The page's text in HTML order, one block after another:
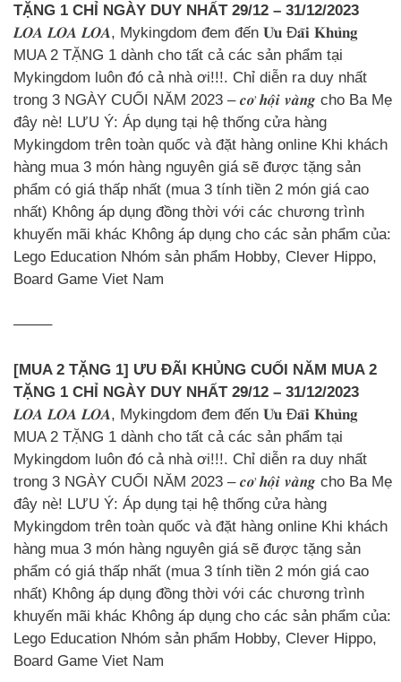
TẶNG 1 CHỈ NGÀY DUY NHẤT 29/12 – 31/12/2023
𝑳𝑶𝑨 𝑳𝑶𝑨 𝑳𝑶𝑨, Mykingdom đem đến 𝐔̛𝐮 Đ𝐚̃𝐢 𝐊𝐡𝐮̉𝐧𝐠
MUA 2 TẶNG 1 dành cho tất cả các sản phẩm tại
Mykingdom luôn đó cả nhà ơi!!!. Chỉ diễn ra duy nhất
trong 3 NGÀY CUỐI NĂM 2023 – 𝒄𝒐̛ 𝒉𝒐̣̂𝒊 𝒗𝒂̀𝒏𝒈 cho Ba Mẹ
đây nè! LƯU Ý: Áp dụng tại hệ thống cửa hàng
Mykingdom trên toàn quốc và đặt hàng online Khi khách
hàng mua 3 món hàng nguyên giá sẽ được tặng sản
phẩm có giá thấp nhất (mua 3 tính tiền 2 món giá cao
nhất) Không áp dụng đồng thời với các chương trình
khuyến mãi khác Không áp dụng cho các sản phẩm của:
Lego Education Nhóm sản phẩm Hobby, Clever Hippo,
Board Game Viet Nam
——–
[MUA 2 TẶNG 1] ƯU ĐÃI KHỦNG CUỐI NĂM MUA 2
TẶNG 1 CHỈ NGÀY DUY NHẤT 29/12 – 31/12/2023
𝑳𝑶𝑨 𝑳𝑶𝑨 𝑳𝑶𝑨, Mykingdom đem đến 𝐔̛𝐮 Đ𝐚̃𝐢 𝐊𝐡𝐮̉𝐧𝐠
MUA 2 TẶNG 1 dành cho tất cả các sản phẩm tại
Mykingdom luôn đó cả nhà ơi!!!. Chỉ diễn ra duy nhất
trong 3 NGÀY CUỐI NĂM 2023 – 𝒄𝒐̛ 𝒉𝒐̣̂𝒊 𝒗𝒂̀𝒏𝒈 cho Ba Mẹ
đây nè! LƯU Ý: Áp dụng tại hệ thống cửa hàng
Mykingdom trên toàn quốc và đặt hàng online Khi khách
hàng mua 3 món hàng nguyên giá sẽ được tặng sản
phẩm có giá thấp nhất (mua 3 tính tiền 2 món giá cao
nhất) Không áp dụng đồng thời với các chương trình
khuyến mãi khác Không áp dụng cho các sản phẩm của:
Lego Education Nhóm sản phẩm Hobby, Clever Hippo,
Board Game Viet Nam